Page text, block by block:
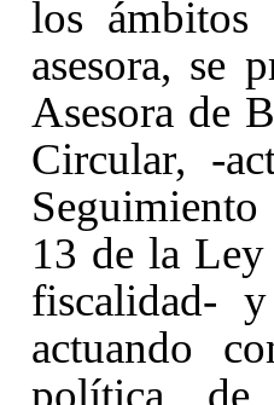
los ámbitos
asesora, se
Asesora de
Circular, -
13 de la
fiscalidad-
actuando